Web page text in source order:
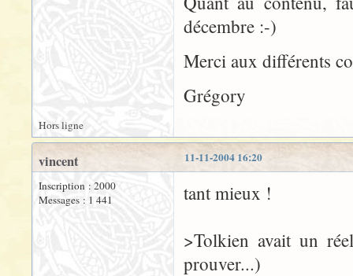
décembre :-)
Merci aux différents
Grégory
Hors ligne
11-11-2004 16:20
vincent
Inscription : 2000
Messages : 1 441
tant mieux !
>Tolkien avait un
prouver...)